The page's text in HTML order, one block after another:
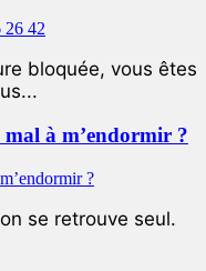
bloquée, vous êtes
à m’endormir ?
se retrouve seul.